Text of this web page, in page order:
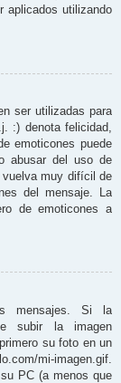
aplicados utilizando
ser utilizadas para
:) denota felicidad,
emoticones puede
abusar del uso de
vuelva muy difícil de
del mensaje. La
de emoticones a
mensajes. Si la
subir la imagen
su foto en un
mi-imagen.gif.
PC (a menos que